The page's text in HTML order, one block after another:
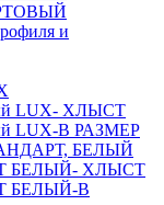
и
LUX- ХЛЫСТ
LUX-В РАЗМЕР
БЕЛЫЙ
БЕЛЫЙ- ХЛЫСТ
БЕЛЫЙ-В